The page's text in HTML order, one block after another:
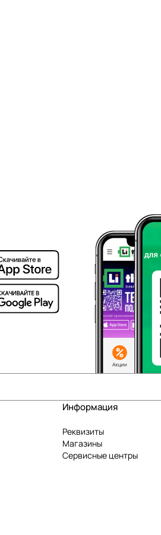
Информация
Реквизиты
Магазины
Сервисные центры